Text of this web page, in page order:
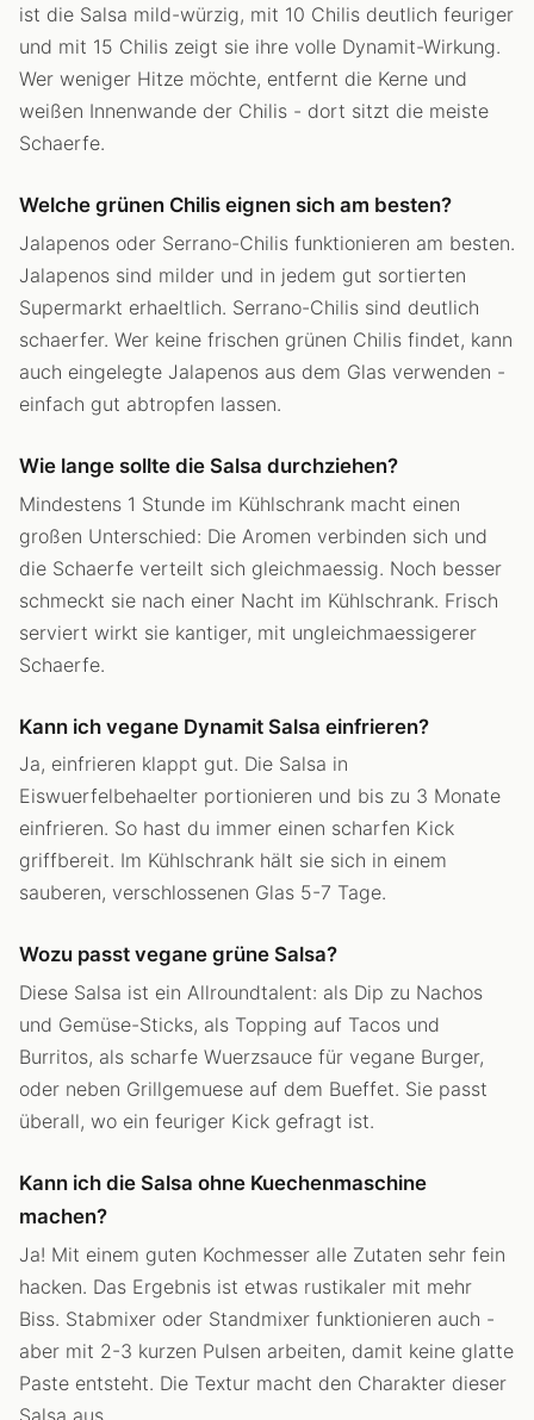
ist die Salsa mild-würzig, mit 10 Chilis deutlich feuriger
und mit 15 Chilis zeigt sie ihre volle Dynamit-Wirkung.
Wer weniger Hitze möchte, entfernt die Kerne und
weißen Innenwande der Chilis - dort sitzt die meiste
Schaerfe.
Welche grünen Chilis eignen sich am besten?
Jalapenos oder Serrano-Chilis funktionieren am besten.
Jalapenos sind milder und in jedem gut sortierten
Supermarkt erhaeltlich. Serrano-Chilis sind deutlich
schaerfer. Wer keine frischen grünen Chilis findet, kann
auch eingelegte Jalapenos aus dem Glas verwenden -
einfach gut abtropfen lassen.
Wie lange sollte die Salsa durchziehen?
Mindestens 1 Stunde im Kühlschrank macht einen
großen Unterschied: Die Aromen verbinden sich und
die Schaerfe verteilt sich gleichmaessig. Noch besser
schmeckt sie nach einer Nacht im Kühlschrank. Frisch
serviert wirkt sie kantiger, mit ungleichmaessigerer
Schaerfe.
Kann ich vegane Dynamit Salsa einfrieren?
Ja, einfrieren klappt gut. Die Salsa in
Eiswuerfelbehaelter portionieren und bis zu 3 Monate
einfrieren. So hast du immer einen scharfen Kick
griffbereit. Im Kühlschrank hält sie sich in einem
sauberen, verschlossenen Glas 5-7 Tage.
Wozu passt vegane grüne Salsa?
Diese Salsa ist ein Allroundtalent: als Dip zu Nachos
und Gemüse-Sticks, als Topping auf Tacos und
Burritos, als scharfe Wuerzsauce für vegane Burger,
oder neben Grillgemuese auf dem Bueffet. Sie passt
überall, wo ein feuriger Kick gefragt ist.
Kann ich die Salsa ohne Kuechenmaschine
machen?
Ja! Mit einem guten Kochmesser alle Zutaten sehr fein
hacken. Das Ergebnis ist etwas rustikaler mit mehr
Biss. Stabmixer oder Standmixer funktionieren auch -
aber mit 2-3 kurzen Pulsen arbeiten, damit keine glatte
Paste entsteht. Die Textur macht den Charakter dieser
Salsa aus.